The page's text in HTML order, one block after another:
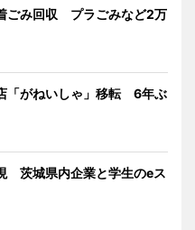
ごみ回収 プラごみなど2万
「がねいしゃ」移転 6年ぶ
茨城県内企業と学生のeス